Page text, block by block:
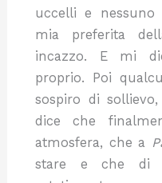
uccelli e
mia preferita
incazzo. E mi
proprio. Poi
sospiro di
dice che
atmosfera, che a
stare e che di